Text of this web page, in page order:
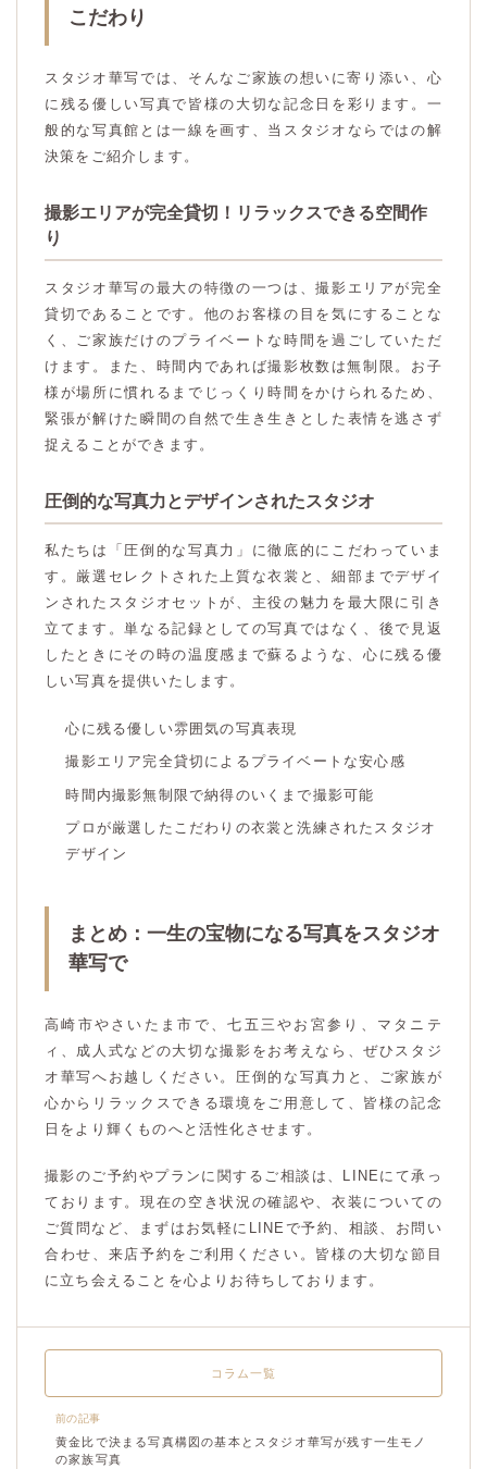
こだわり
スタジオ華写では、そんなご家族の想いに寄り添い、心
に残る優しい写真で皆様の大切な記念日を彩ります。一
般的な写真館とは一線を画す、当スタジオならではの解
決策をご紹介します。
撮影エリアが完全貸切！リラックスできる空間作
り
スタジオ華写の最大の特徴の一つは、撮影エリアが完全
貸切であることです。他のお客様の目を気にすることな
く、ご家族だけのプライベートな時間を過ごしていただ
けます。また、時間内であれば撮影枚数は無制限。お子
様が場所に慣れるまでじっくり時間をかけられるため、
緊張が解けた瞬間の自然で生き生きとした表情を逃さず
捉えることができます。
圧倒的な写真力とデザインされたスタジオ
私たちは「圧倒的な写真力」に徹底的にこだわっていま
す。厳選セレクトされた上質な衣裳と、細部までデザイ
ンされたスタジオセットが、主役の魅力を最大限に引き
立てます。単なる記録としての写真ではなく、後で見返
したときにその時の温度感まで蘇るような、心に残る優
しい写真を提供いたします。
心に残る優しい雰囲気の写真表現
撮影エリア完全貸切によるプライベートな安心感
時間内撮影無制限で納得のいくまで撮影可能
プロが厳選したこだわりの衣裳と洗練されたスタジオ
デザイン
まとめ：一生の宝物になる写真をスタジオ
華写で
高崎市やさいたま市で、七五三やお宮参り、マタニテ
ィ、成人式などの大切な撮影をお考えなら、ぜひスタジ
オ華写へお越しください。圧倒的な写真力と、ご家族が
心からリラックスできる環境をご用意して、皆様の記念
日をより輝くものへと活性化させます。
撮影のご予約やプランに関するご相談は、LINEにて承っ
ております。現在の空き状況の確認や、衣装についての
ご質問など、まずはお気軽にLINEで予約、相談、お問い
合わせ、来店予約をご利用ください。皆様の大切な節目
に立ち会えることを心よりお待ちしております。
前の記事
黄金比で決まる写真構図の基本とスタジオ華写が残す一生モノ
の家族写真
コラム一覧